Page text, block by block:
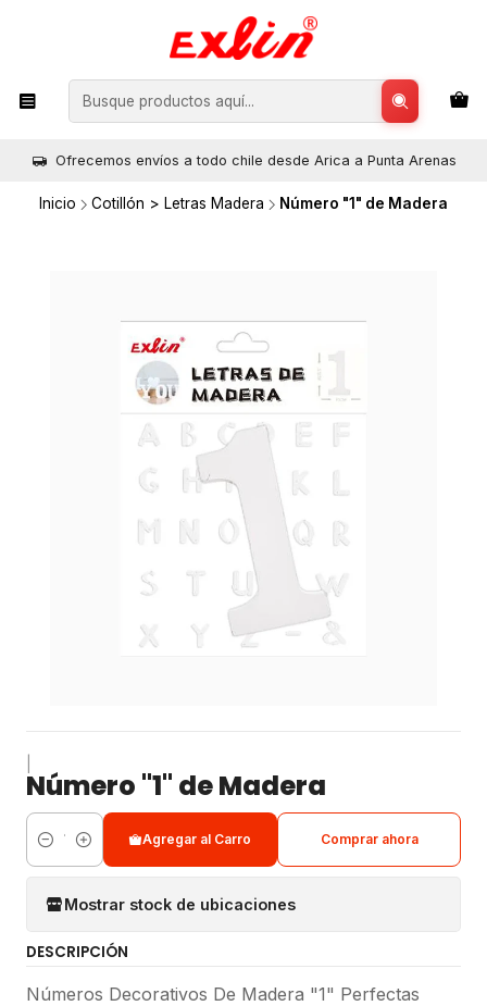
Ofrecemos envíos a todo chile desde Arica a Punta Arenas
Inicio Cotillón > Letras Madera Número "1" de Madera
Número "1" de Madera
Cantidad
Agregar al Carro Comprar ahora
Mostrar stock de ubicaciones
DESCRIPCIÓN
Números Decorativos De Madera "1" Perfectas